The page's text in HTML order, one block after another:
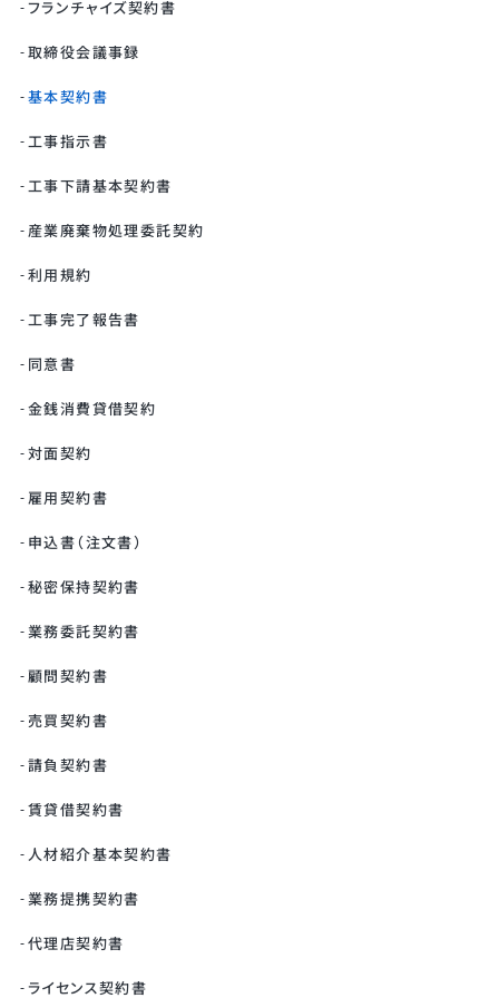
フランチャイズ契約書
取締役会議事録
基本契約書
工事指示書
工事下請基本契約書
産業廃棄物処理委託契約
利用規約
工事完了報告書
同意書
金銭消費貸借契約
対面契約
雇用契約書
申込書（注文書）
秘密保持契約書
業務委託契約書
顧問契約書
売買契約書
請負契約書
賃貸借契約書
人材紹介基本契約書
業務提携契約書
代理店契約書
ライセンス契約書